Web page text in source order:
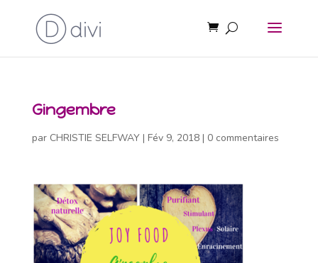
Gingembre
par CHRISTIE SELFWAY| Fév 9, 2018| 0 commentaires